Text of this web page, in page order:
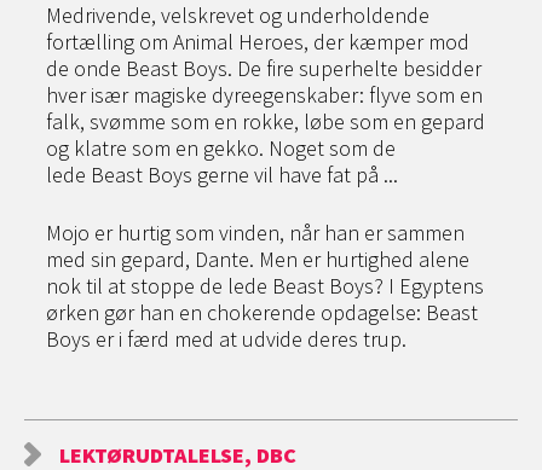
Medrivende, velskrevet og underholdende
fortælling om Animal Heroes, der kæmper mod
de onde Beast Boys. De fire superhelte besidder
hver især magiske dyreegenskaber: flyve som en
falk, svømme som en rokke, løbe som en gepard
og klatre som en gekko. Noget som de
lede Beast Boys gerne vil have fat på ...
Mojo er hurtig som vinden, når han er sammen
med sin gepard, Dante. Men er hurtighed alene
nok til at stoppe de lede Beast Boys? I Egyptens
ørken gør han en chokerende opdagelse: Beast
Boys er i færd med at udvide deres trup.
LEKTØRUDTALELSE, DBC